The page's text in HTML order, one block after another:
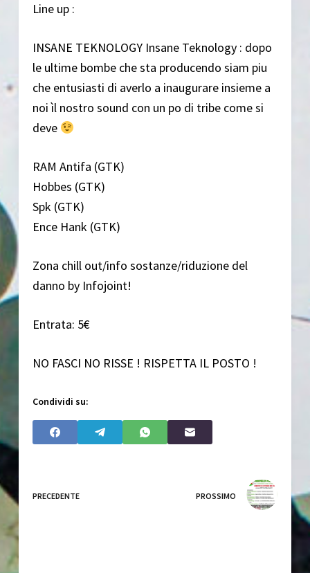
Line up :
INSANE TEKNOLOGY Insane Teknology : dopo
le ultime bombe che sta producendo siam piu
che entusiasti di averlo a inaugurare insieme a
noi ìl nostro sound con un po di tribe come si
deve
RAM Antifa (GTK)
Hobbes (GTK)
Spk (GTK)
Ence Hank (GTK)
Zona chill out/info sostanze/riduzione del
danno by Infojoint!
Entrata: 5€
NO FASCI NO RISSE ! RISPETTA IL POSTO !
Condividi su:
PRECEDENTE PROSSIMO